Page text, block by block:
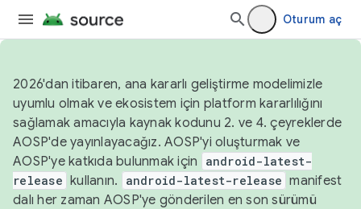
Oturum aç
2026'dan itibaren, ana kararlı geliştirme modelimizle
uyumlu olmak ve ekosistem için platform kararlılığını
sağlamak amacıyla kaynak kodunu 2. ve 4. çeyreklerde
AOSP'de yayınlayacağız. AOSP'yi oluşturmak ve
AOSP'ye katkıda bulunmak için
android-latest-
release kullanın. android-latest-release manifest
dalı her zaman AOSP'ye gönderilen en son sürümü